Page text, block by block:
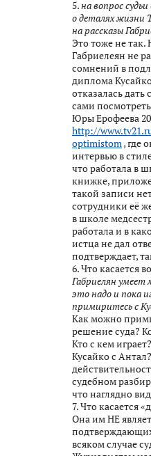
5.на вопрос
о деталях жизни
на рассказы
Это тоже не так.
Габриелеян не
сомнений в
диплома
отказалась дать
сами
Юры Ерофеева
http://
optimistom, где
интервью в
что работала в
книжке,
такой записи
сотрудники её
в школе
работала и в
истца не дал
подтверждает,
6. Что касается
Габриелян умеет
это надо и пока
примиритесь с
Как можно
решение суда?
Кто с кем
Кусайко с
судебном
что наглядно
7. Что касается
Она им НЕ
всяком случае